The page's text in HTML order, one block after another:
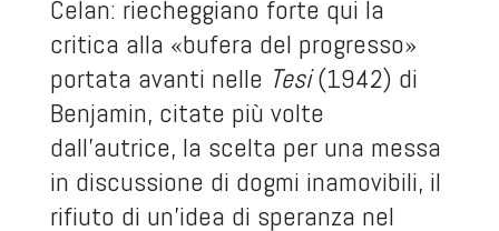
Celan: riecheggiano forte qui la
critica alla «bufera del progresso»
portata avanti nelle Tesi(1942) di
Benjamin, citate più volte
dall’autrice, la scelta per una messa
in discussione di dogmi inamovibili, il
rifiuto di un’idea di speranza nel